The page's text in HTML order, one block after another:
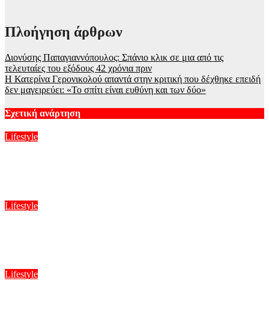
Πλοήγηση άρθρων
Διονύσης Παπαγιαννόπουλος: Σπάνιο κλικ σε μια από τις
τελευταίες του εξόδους 42 χρόνια πριν
Η Κατερίνα Γερονικολού απαντά στην κριτική που δέχθηκε επειδή
δεν μαγειρεύει: «Το σπίτι είναι ευθύνη και των δύο»
Σχετική ανάρτηση
Lifestyle
Lifestyle
Lifestyle